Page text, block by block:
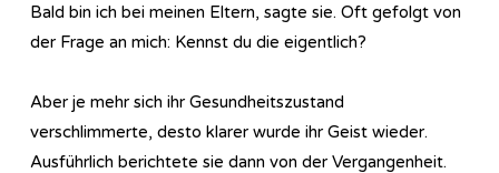
Bald bin ich bei meinen Eltern, sagte sie. Oft gefolgt von
der Frage an mich: Kennst du die eigentlich?
Aber je mehr sich ihr Gesundheitszustand
verschlimmerte, desto klarer wurde ihr Geist wieder.
Ausführlich berichtete sie dann von der Vergangenheit.